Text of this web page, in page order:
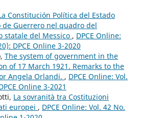
Constitución Política del Estado
de Guerrero nel quadro del
statale del Messico , DPCE Online:
DPCE Online 3-2020
The system of government in the
of 17 March 1921. Remarks to the
Angela Orlandi. , DPCE Online: Vol.
Online 3-2021
La sovranità tra Costituzioni
europei , DPCE Online: Vol. 42 No.